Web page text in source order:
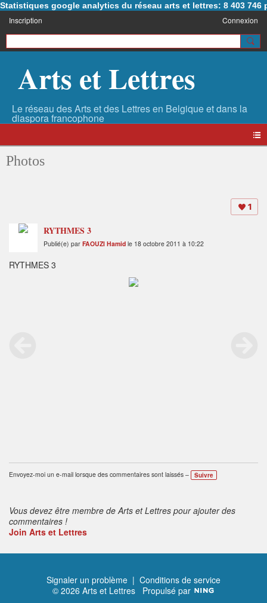
Statistiques google analytics du réseau arts et lettres: 8 403 746
Inscription Connexion
Arts et Lettres
Photos
1
RYTHMES 3
Publié(e) par FAOUZI Hamid le 18 octobre 2011 à 10:22
RYTHMES 3
Envoyez-moi un e-mail lorsque des commentaires sont laissés – Suivre
Vous devez être membre de Arts et Lettres pour ajouter des
commentaires !
Join Arts et Lettres
Signaler un problème | Conditions de service
© 2026 Arts et Lettres Propulsé par